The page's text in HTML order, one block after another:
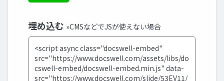
埋め込む »CMSなどでJSが使えない場合